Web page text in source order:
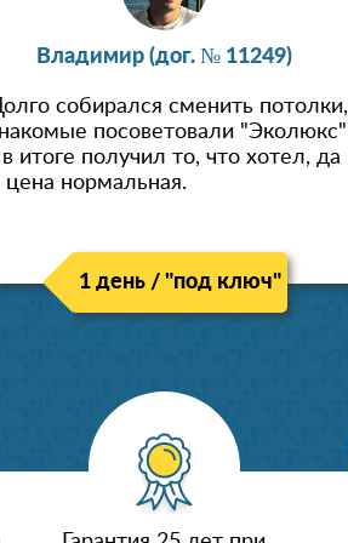
Владимир (дог. № 11249)
собирался сменить потолки,
посоветовали "Эколюкс"
итоге получил то, что хотел, да
цена нормальная.
1 день / "под ключ"